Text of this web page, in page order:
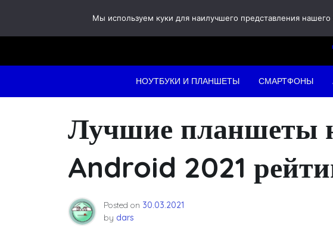
content
НОУТБУКИ И ПЛАНШЕТЫ СМАРТФОНЫ
Лучшие планшеты
Android 2021
Posted on 30.03.2021
by dars
Мы используем куки для наилучшего представления нашего